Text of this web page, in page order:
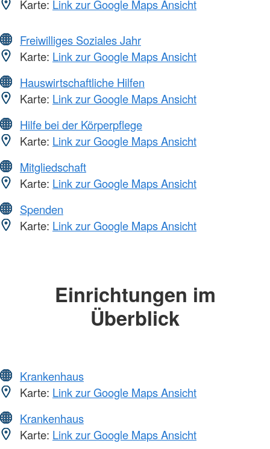
Karte: Link zur Google Maps Ansicht
Freiwilliges Soziales Jahr
Karte: Link zur Google Maps Ansicht
Hauswirtschaftliche Hilfen
Karte: Link zur Google Maps Ansicht
Hilfe bei der Körperpflege
Karte: Link zur Google Maps Ansicht
Mitgliedschaft
Karte: Link zur Google Maps Ansicht
Spenden
Karte: Link zur Google Maps Ansicht
Einrichtungen im
Überblick
Krankenhaus
Karte: Link zur Google Maps Ansicht
Krankenhaus
Karte: Link zur Google Maps Ansicht